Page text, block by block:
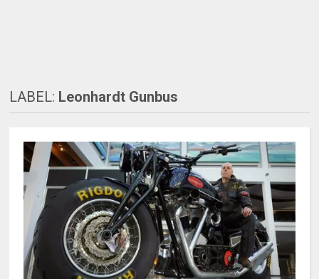
LABEL: Leonhardt Gunbus